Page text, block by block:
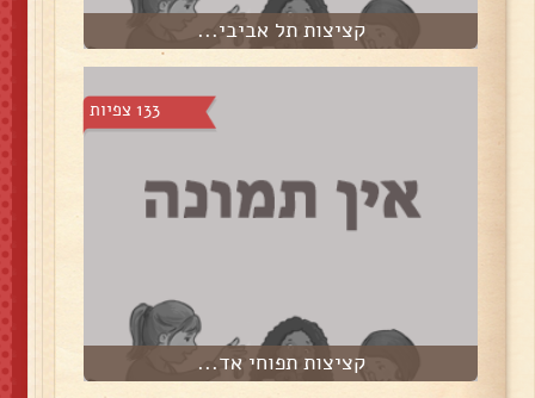
קציצות תל אביבי...
133 צפיות
קציצות תפוחי אד...